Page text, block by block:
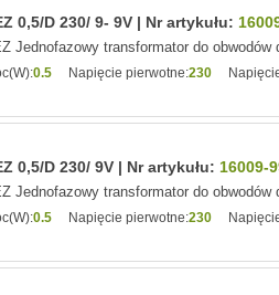
0,5/D 230/ 9- 9V | Nr artykułu:
Jednofazowy transformator do obwodów
0.5 Napięcie pierwotne:230
0,5/D 230/ 9V | Nr artykułu: 16009-
Jednofazowy transformator do obwodów
0.5 Napięcie pierwotne:230